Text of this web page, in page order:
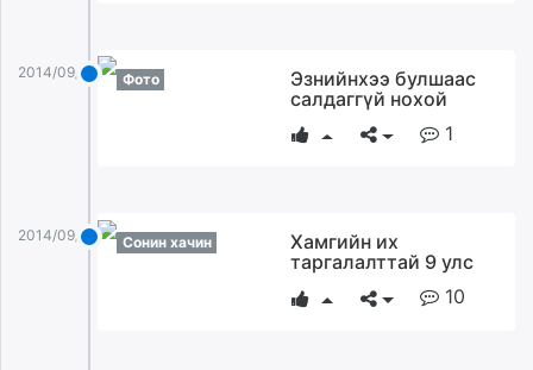
2014/09/02 Фото
Эзнийнхээ булшаас
салдаггүй нохой
1
2014/09/02 Сонин хачин
Хамгийн их
таргалалттай 9 улс
10